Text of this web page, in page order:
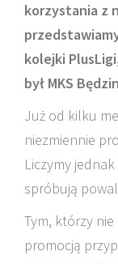
korzystania z
kolejki
był MKS
Już od kilku
niezmiennie
Liczymy
spróbują
Tym, którzy
promocją